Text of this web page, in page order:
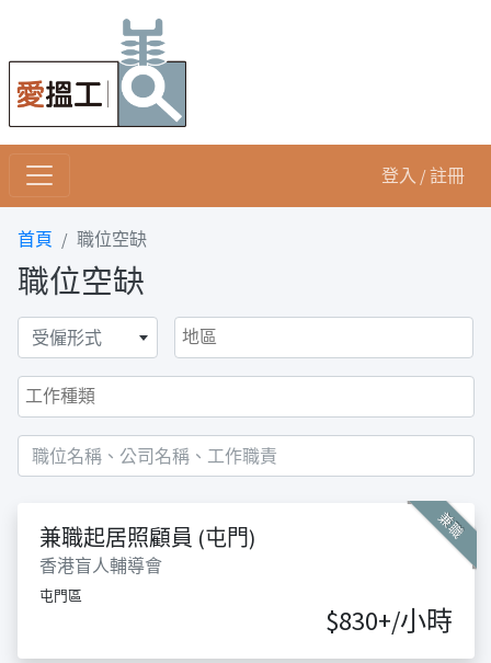
登入 / 註冊
首頁 職位空缺
職位空缺
受僱形式
兼職
兼職起居照顧員 (屯門)
香港盲人輔導會
屯門區
$830+/小時